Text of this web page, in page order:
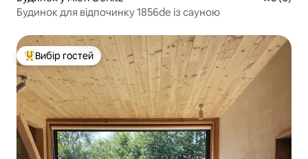
Будинок для відпочинку 1856de із сауною
Топ вибір гостей
Вибір гостей